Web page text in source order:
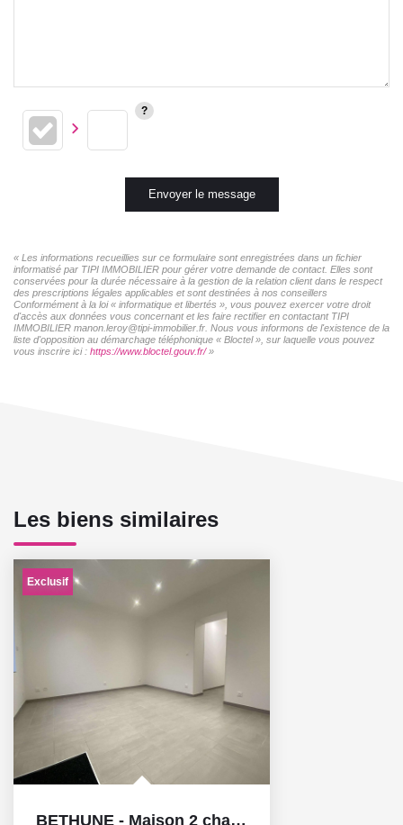
Envoyer le message
« Les informations recueillies sur ce formulaire sont enregistrées dans un fichier
informatisé par TIPI IMMOBILIER pour gérer votre demande de contact. Elles sont
conservées pour la durée nécessaire à la gestion de la relation client dans le respect
des prescriptions légales applicables et sont destinées à nos conseillers
Conformément à la loi « informatique et libertés », vous pouvez exercer votre droit
d'accès aux données vous concernant et les faire rectifier en contactant TIPI
IMMOBILIER manon.leroy@tipi-immobilier.fr. Nous vous informons de l'existence de la
liste d'opposition au démarchage téléphonique « Bloctel », sur laquelle vous pouvez
vous inscrire ici : https://www.bloctel.gouv.fr/»
Les biens similaires
Exclusif
BETHUNE - Maison 2 chambres avec cour rénovée à neuf située...